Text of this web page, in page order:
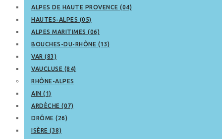
ALPES DE HAUTE PROVENCE (04)
HAUTES-ALPES (05)
ALPES MARITIMES (06)
BOUCHES-DU-RHÔNE (13)
VAR (83)
VAUCLUSE (84)
RHÔNE-ALPES
AIN (1)
ARDÈCHE (07)
DRÔME (26)
ISÈRE (38)